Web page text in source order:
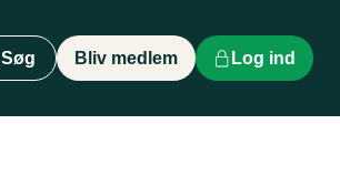
Søg Bliv medlem Log ind